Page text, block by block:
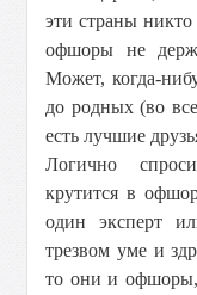
эти страны
офшоры не
Может, когда-
до родных (во
есть лучшие
Логично
крутится в
один эксперт
трезвом уме и
то они и